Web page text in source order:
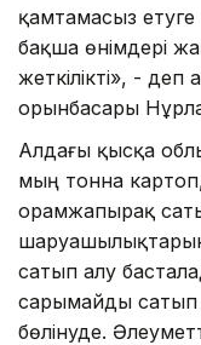
қамтамасыз
бақша өнімдері
жеткілікті», - деп
орынбасары
Алдағы қысқа
мың тонна
орамжапырақ
сатып алу
сарымайды сатып
бөлінуде.